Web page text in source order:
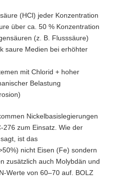
(HCl) jeder Konzentration
über ca. 50 % Konzentration
(z. B. Flusssäure)
saure Medien bei erhöhter
mit Chlorid + hoher
Belastung
Nickelbasislegierungen
276 zum Einsatz. Wie der
ist das
nicht Eisen (Fe) sondern
zusätzlich auch Molybdän und
Werte von 60–70 auf. BOLZ